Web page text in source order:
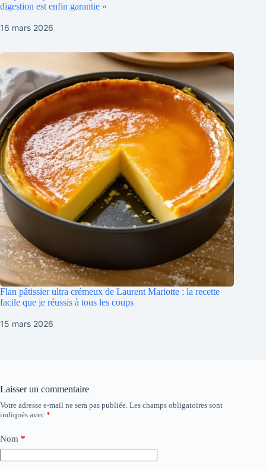
digestion est enfin garantie »
16 mars 2026
Flan pâtissier ultra crémeux de Laurent Mariotte : la recette
facile que je réussis à tous les coups
15 mars 2026
Laisser un commentaire
Votre adresse e-mail ne sera pas publiée. Les champs obligatoires sont
indiqués avec *
Nom *